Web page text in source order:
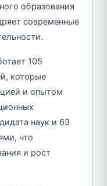
образования
современные
105
которые
и опытом
наук и 63
что
и рост